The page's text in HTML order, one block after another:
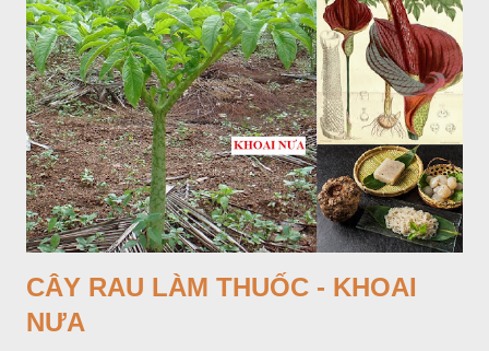
CÂY RAU LÀM THUỐC - KHOAI
NƯA